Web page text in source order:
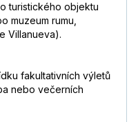
turistického objektu
muzeum rumu,
Villanueva).
fakultativních výletů
nebo večerních